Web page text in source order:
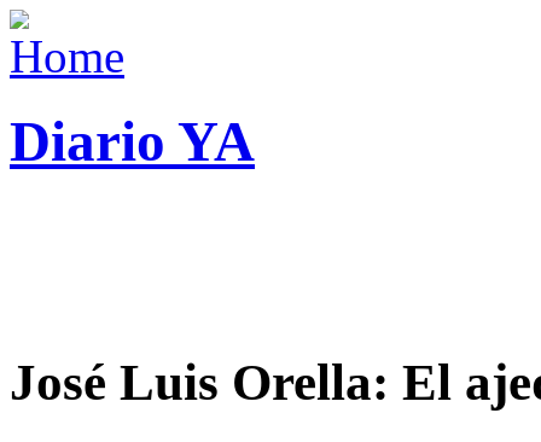
Diario YA
José Luis Orella: El